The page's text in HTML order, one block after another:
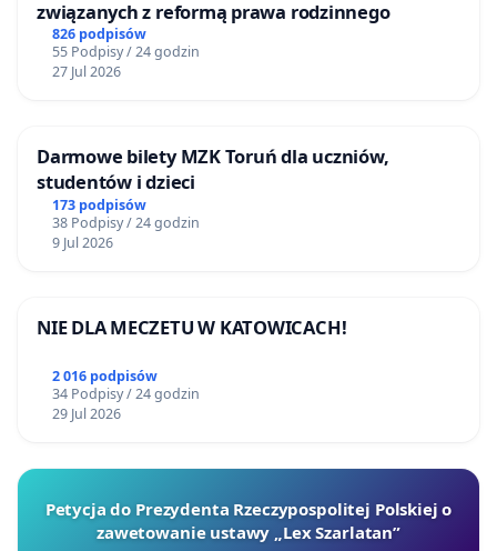
związanych z reformą prawa rodzinnego
826 podpisów
55 Podpisy / 24 godzin
27 Jul 2026
Darmowe bilety MZK Toruń dla uczniów,
studentów i dzieci
173 podpisów
38 Podpisy / 24 godzin
9 Jul 2026
NIE DLA MECZETU W KATOWICACH!
2 016 podpisów
34 Podpisy / 24 godzin
29 Jul 2026
Petycja do Prezydenta Rzeczypospolitej Polskiej o
zawetowanie ustawy „Lex Szarlatan”